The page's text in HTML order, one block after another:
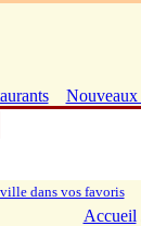
Nouveaux
dans vos favoris
Accueil